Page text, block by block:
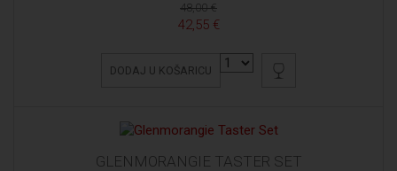
48,00 €
42,55 €
DODAJ U KOŠARICU
GLENMORANGIE TASTER SET